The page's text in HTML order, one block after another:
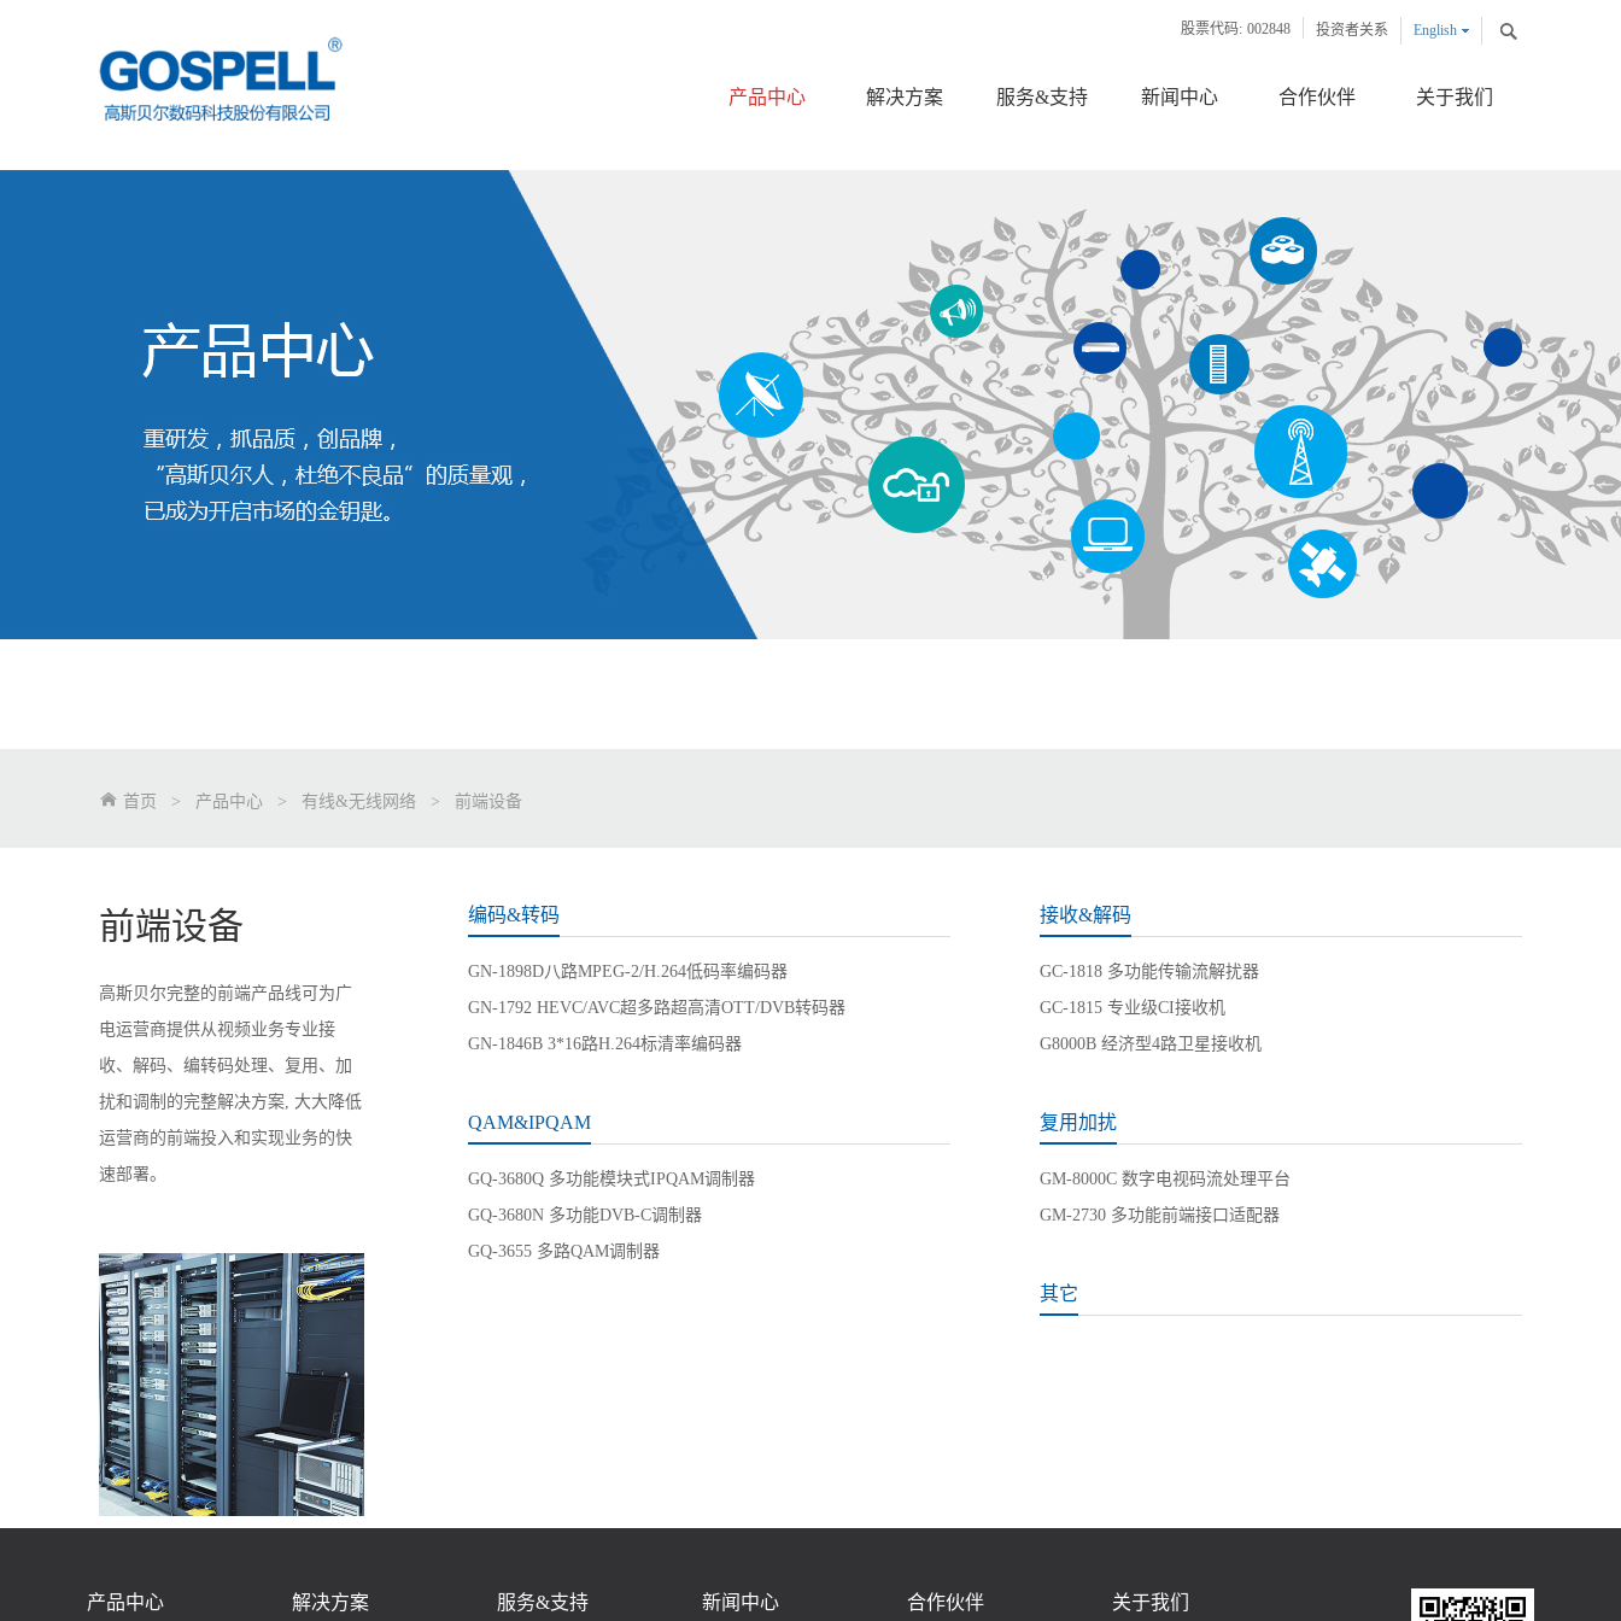
English
投资者关系
股票代码: 002848
产品中心 解决方案 服务&支持 新闻中心 合作伙伴 关于我们
首页 > 产品中心 > 有线&无线网络 > 前端设备
前端设备
高斯贝尔完整的前端产品线可为广
电运营商提供从视频业务专业接
收、解码、编转码处理、复用、加
扰和调制的完整解决方案, 大大降低
运营商的前端投入和实现业务的快
速部署。
编码&转码
GN-1898D八路MPEG-2/H.264低码率编码器
GN-1792 HEVC/AVC超多路超高清OTT/DVB转码器
GN-1846B 3*16路H.264标清率编码器
接收&解码
GC-1818 多功能传输流解扰器
GC-1815 专业级CI接收机
G8000B 经济型4路卫星接收机
QAM&IPQAM
GQ-3680Q 多功能模块式IPQAM调制器
GQ-3680N 多功能DVB-C调制器
GQ-3655 多路QAM调制器
复用加扰
GM-8000C 数字电视码流处理平台
GM-2730 多功能前端接口适配器
其它
产品中心 解决方案 服务&支持 新闻中心 合作伙伴 关于我们